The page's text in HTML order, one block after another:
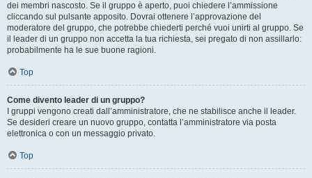
dei membri nascosto. Se il gruppo è aperto, puoi chiedere l’ammissione
cliccando sul pulsante apposito. Dovrai ottenere l’approvazione del
moderatore del gruppo, che potrebbe chiederti perché vuoi unirti al gruppo. Se
il leader di un gruppo non accetta la tua richiesta, sei pregato di non assillarlo:
probabilmente ha le sue buone ragioni.
Top
Come divento leader di un gruppo?
I gruppi vengono creati dall’amministratore, che ne stabilisce anche il leader.
Se desideri creare un nuovo gruppo, contatta l’amministratore via posta
elettronica o con un messaggio privato.
Top